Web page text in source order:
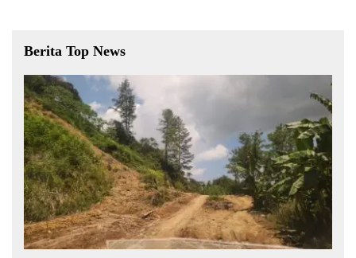
Berita Top News